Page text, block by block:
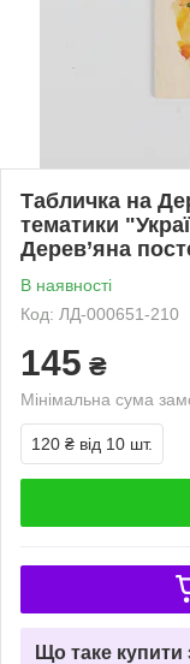
Табличка на
тематики
Дерев’яна
В наявності
Код: ЛД-000651-210
145 ₴
Мінімальна сума
120 ₴ від 10 шт.
Що таке